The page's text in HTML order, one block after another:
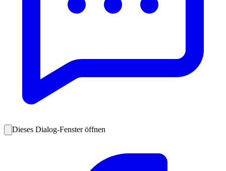
Dieses Dialog-Fenster öffnen